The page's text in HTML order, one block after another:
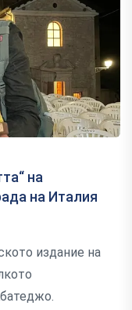
на
на Италия
издание на